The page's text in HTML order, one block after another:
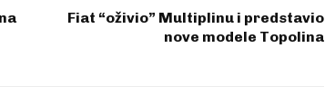
Fiat “oživio” Multiplinu i predstavio
nove modele Topolina